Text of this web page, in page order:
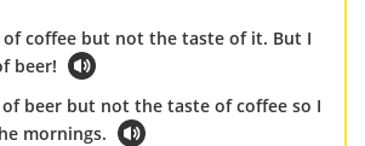
of coffee but not the taste of it. But I
beer!
beer but not the taste of coffee so I
mornings.